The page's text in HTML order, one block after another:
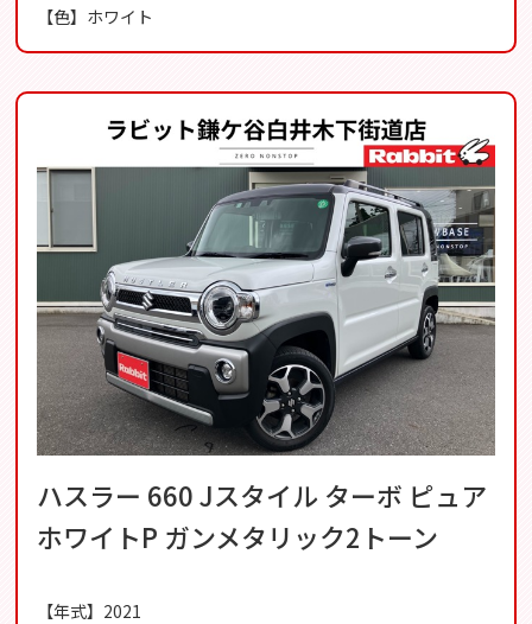
【色】ホワイト
ハスラー 660 Jスタイル ターボ ピュア
ホワイトP ガンメタリック2トーン
【年式】2021